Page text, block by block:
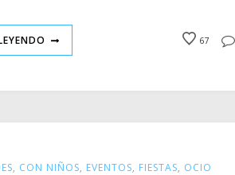
67
, CON NIÑOS, EVENTOS, FIESTAS, OCIO